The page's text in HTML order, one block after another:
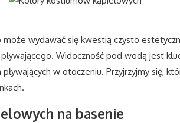
wydawać się kwestią czysto
Widoczność pod wodą jest
w otoczeniu. Przyjrzyjmy się,
na basenie